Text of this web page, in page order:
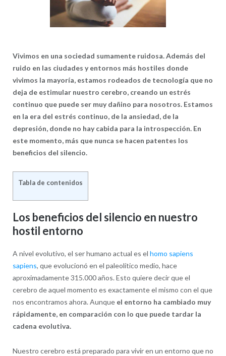
Vivimos en una sociedad sumamente ruidosa. Además del
ruido en las ciudades y entornos más hostiles donde
vivimos la mayoría, estamos rodeados de tecnología que no
deja de estimular nuestro cerebro, creando un estrés
continuo que puede ser muy dañino para nosotros. Estamos
en la era del estrés continuo, de la ansiedad, de la
depresión, donde no hay cabida para la introspección. En
este momento, más que nunca se hacen patentes los
beneficios del silencio.
Tabla de contenidos
Los beneficios del silencio en nuestro
hostil entorno
A nivel evolutivo, el ser humano actual es el homo sapiens
sapiens, que evolucionó en el paleolítico medio, hace
aproximadamente 315.000 años. Esto quiere decir que el
cerebro de aquel momento es exactamente el mismo con el que
nos encontramos ahora. Aunqueel entorno ha cambiado muy
rápidamente, en comparación con lo que puede tardar la
cadena evolutiva.
Nuestro cerebro está preparado para vivir en un entorno que no